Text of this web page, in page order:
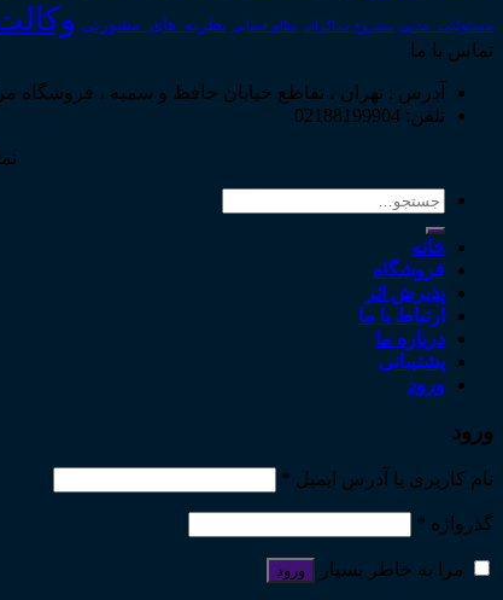
مسئولیت_مدنی مشروح مذاکرات نظام قضایی نظریه_های_مشورتی
تماس با ما
آدرس : تهران ، تقاطع خیابان حافظ و سمیه ، فروشگاه
تلفن: 02188199904
جستجو
خانه
فروشگاه
پذیرش اثر
ارتباط با ما
درباره ما
پشتیبانی
ورود
ورود
نام کاربری یا آدرس ایمیل *
گذرواژه *
مرا به خاطر بسپار ورود